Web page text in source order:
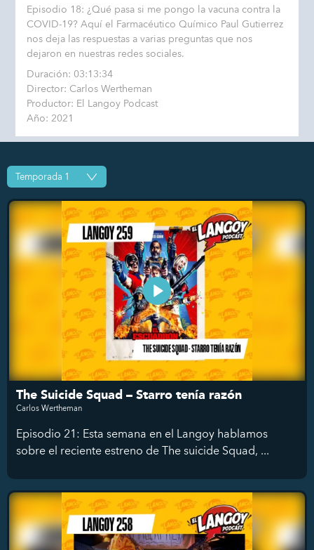
Episodio 18: ¿Qué pasa si me pongo la vacuna contra la
COVID-19? Aquí el Farmacéutico Químico Paul Gutierrez
nos deja las respuestas a varias preguntas que nos
dejaron en nuestras redes sociales.
Duración: 03:13:34
Director: Carlos Wertheman
Productor: El Langoy Podcast
Año: 2021
The Suicide Squad – Starro tenía razón
Carlos Wertheman
Episodio 21: Esta semana en el Langoy hablamos
sobre el reciente estreno de The suicide Squad, ...